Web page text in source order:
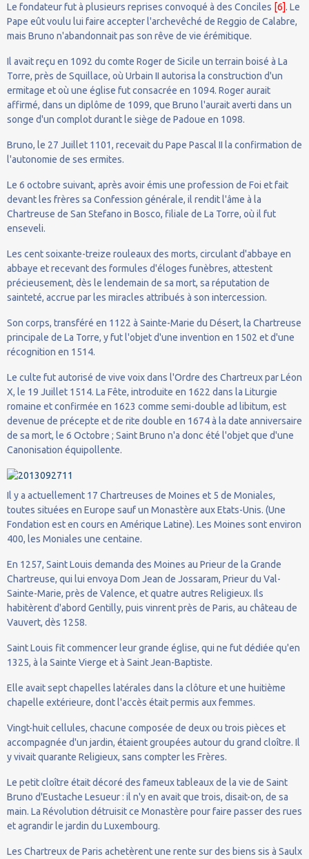
Le fondateur fut à plusieurs reprises convoqué à des Conciles [6]. Le
Pape eût voulu lui faire accepter l'archevêché de Reggio de Calabre,
mais Bruno n'abandonnait pas son rêve de vie érémitique.
Il avait reçu en 1092 du comte Roger de Sicile un terrain boisé à La
Torre, près de Squillace, où Urbain II autorisa la construction d'un
ermitage et où une église fut consacrée en 1094. Roger aurait
affirmé, dans un diplôme de 1099, que Bruno l'aurait averti dans un
songe d'un complot durant le siège de Padoue en 1098.
Bruno, le 27 Juillet 1101, recevait du Pape Pascal II la confirmation de
l'autonomie de ses ermites.
Le 6 octobre suivant, après avoir émis une profession de Foi et fait
devant les frères sa Confession générale, il rendit l'âme à la
Chartreuse de San Stefano in Bosco, filiale de La Torre, où il fut
enseveli.
Les cent soixante-treize rouleaux des morts, circulant d'abbaye en
abbaye et recevant des formules d'éloges funèbres, attestent
précieusement, dès le lendemain de sa mort, sa réputation de
sainteté, accrue par les miracles attribués à son intercession.
Son corps, transféré en 1122 à Sainte-Marie du Désert, la Chartreuse
principale de La Torre, y fut l'objet d'une invention en 1502 et d'une
récognition en 1514.
Le culte fut autorisé de vive voix dans l'Ordre des Chartreux par Léon
X, le 19 Juillet 1514. La Fête, introduite en 1622 dans la Liturgie
romaine et confirmée en 1623 comme semi-double ad libitum, est
devenue de précepte et de rite double en 1674 à la date anniversaire
de sa mort, le 6 Octobre ; Saint Bruno n'a donc été l'objet que d'une
Canonisation équipollente.
Il y a actuellement 17 Chartreuses de Moines et 5 de Moniales,
toutes situées en Europe sauf un Monastère aux Etats-Unis. (Une
Fondation est en cours en Amérique Latine). Les Moines sont environ
400, les Moniales une centaine.
En 1257, Saint Louis demanda des Moines au Prieur de la Grande
Chartreuse, qui lui envoya Dom Jean de Jossaram, Prieur du Val-
Sainte-Marie, près de Valence, et quatre autres Religieux. Ils
habitèrent d'abord Gentilly, puis vinrent près de Paris, au château de
Vauvert, dès 1258.
Saint Louis fit commencer leur grande église, qui ne fut dédiée qu'en
1325, à la Sainte Vierge et à Saint Jean-Baptiste.
Elle avait sept chapelles latérales dans la clôture et une huitième
chapelle extérieure, dont l'accès était permis aux femmes.
Vingt-huit cellules, chacune composée de deux ou trois pièces et
accompagnée d'un jardin, étaient groupées autour du grand cloître. Il
y vivait quarante Religieux, sans compter les Frères.
Le petit cloître était décoré des fameux tableaux de la vie de Saint
Bruno d'Eustache Lesueur : il n'y en avait que trois, disait-on, de sa
main. La Révolution détruisit ce Monastère pour faire passer des rues
et agrandir le jardin du Luxembourg.
Les Chartreux de Paris achetèrent une rente sur des biens sis à Saulx